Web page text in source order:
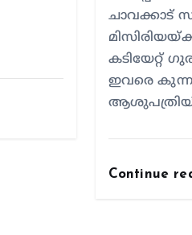
ചാവക്കാട്
കടിയേറ്റ്
ഇവരെ
Continue